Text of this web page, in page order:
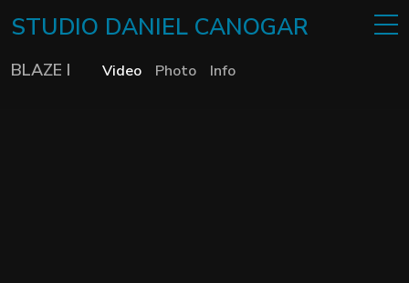
STUDIO DANIEL CANOGAR
BLAZE I Video Photo Info